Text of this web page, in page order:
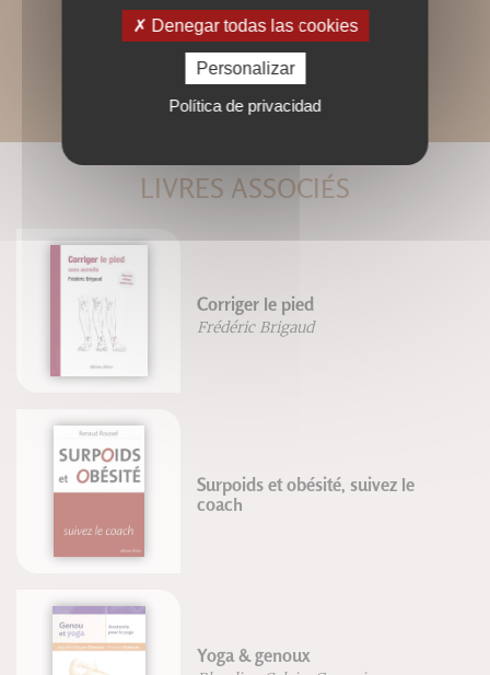
LIVRES ASSOCIÉS
Corriger le pied
Frédéric Brigaud
Surpoids et obésité, suivez le
coach
Yoga & genoux
Denegar todas las cookies
Personalizar
Política de privacidad